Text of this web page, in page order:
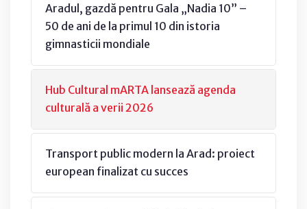
Aradul, gazdă pentru Gala „Nadia 10” –
50 de ani de la primul 10 din istoria
gimnasticii mondiale
Hub Cultural mARTA lansează agenda
culturală a verii 2026
Transport public modern la Arad: proiect
european finalizat cu succes